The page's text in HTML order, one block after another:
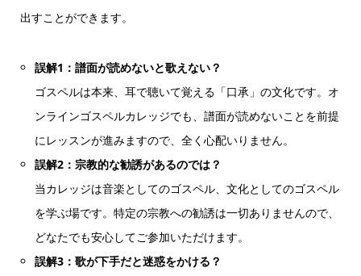
出すことができます。
誤解1：譜面が読めないと歌えない？
ゴスペルは本来、耳で聴いて覚える「口承」の文化です。オ
ンラインゴスペルカレッジでも、譜面が読めないことを前提
にレッスンが進みますので、全く心配いりません。
誤解2：宗教的な勧誘があるのでは？
当カレッジは音楽としてのゴスペル、文化としてのゴスペル
を学ぶ場です。特定の宗教への勧誘は一切ありませんので、
どなたでも安心してご参加いただけます。
誤解3：歌が下手だと迷惑をかける？